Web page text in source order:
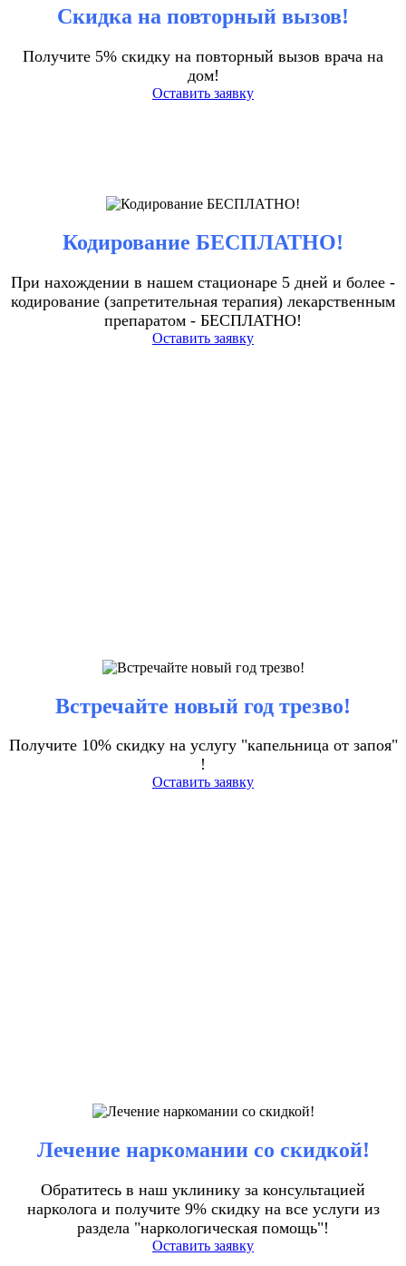
Скидка на повторный вызов!
Получите 5% скидку на повторный вызов врача на
дом!
Оставить заявку
Кодирование БЕСПЛАТНО!
При нахождении в нашем стационаре 5 дней и более -
кодирование (запретительная терапия) лекарственным
препаратом - БЕСПЛАТНО!
Оставить заявку
Встречайте новый год трезво!
Получите 10% скидку на услугу "капельница от запоя"
!
Оставить заявку
Лечение наркомании со скидкой!
Обратитесь в наш уклинику за консультацией
нарколога и получите 9% скидку на все услуги из
раздела "наркологическая помощь"!
Оставить заявку